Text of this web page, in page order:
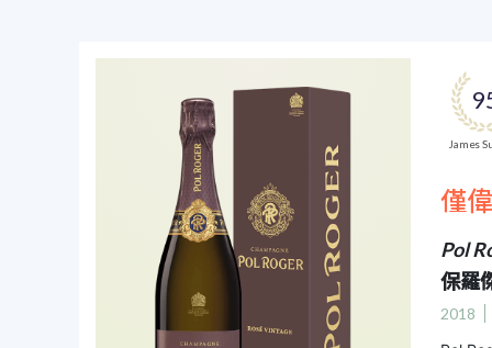
James
僅
Pol
保羅
2018